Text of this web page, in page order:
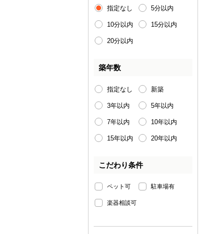
指定なし 5分以内
10分以内 15分以内
20分以内
築年数
指定なし 新築
3年以内 5年以内
7年以内 10年以内
15年以内 20年以内
こだわり条件
ペット可 駐車場有
楽器相談可